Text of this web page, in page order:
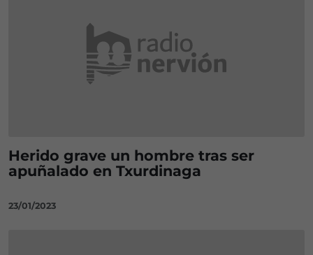
Herido grave un hombre tras ser
apuñalado en Txurdinaga
23/01/2023